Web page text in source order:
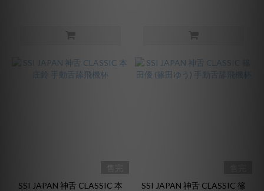
SSI JAPAN 神舌 CLASSIC 本
SSI JAPAN 神舌 CLASSIC 篠